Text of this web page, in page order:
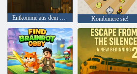
Entkomme aus dem Haus eines seltsamen Mädchens Kombiniere sie!